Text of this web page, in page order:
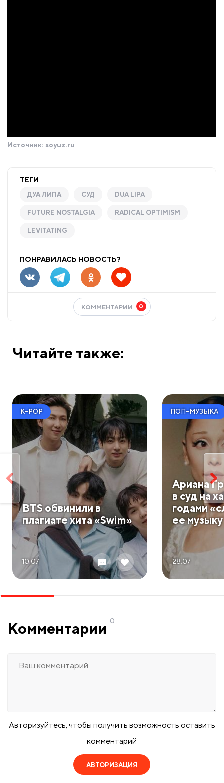
Источник: soyuz.ru
ТЕГИ
ДУА ЛИПА СУД DUA LIPA
FUTURE NOSTALGIA RADICAL OPTIMISM
LEVITATING
ПОНРАВИЛАСЬ НОВОСТЬ?
КОММЕНТАРИИ 0
Читайте также:
K-POP
BTS обвинили в
плагиате хита «Swim»
10.07
ПОП-МУЗЫКА
Ариана
в суд на
годами
ее музыку
28.07
Комментарии 0
Авторизуйтесь, чтобы получить возможность оставить
комментарий
АВТОРИЗАЦИЯ